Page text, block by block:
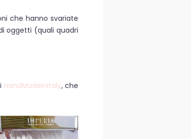
che hanno svariate
oggetti (quali quadri
HandMadeinItaly, che